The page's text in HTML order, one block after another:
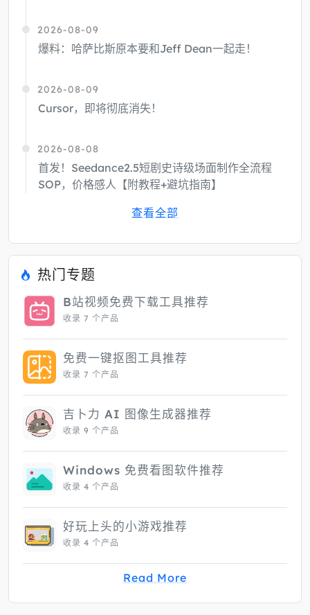
2026-08-09
爆料：哈萨比斯原本要和Jeff Dean一起走！
2026-08-09
Cursor，即将彻底消失！
2026-08-08
首发！Seedance2.5短剧史诗级场面制作全流程
SOP，价格感人【附教程+避坑指南】
查看全部
热门专题
B站视频免费下载工具推荐
收录 7 个产品
免费一键抠图工具推荐
收录 7 个产品
吉卜力 AI 图像生成器推荐
收录 9 个产品
Windows 免费看图软件推荐
收录 4 个产品
好玩上头的小游戏推荐
收录 4 个产品
Read More